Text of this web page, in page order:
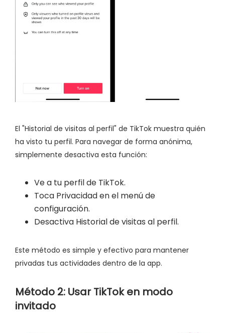
El "Historial de visitas al perfil" de TikTok muestra quién
ha visto tu perfil. Para navegar de forma anónima,
simplemente desactiva esta función:
Ve a tu perfil de TikTok.
Toca Privacidad en el menú de
configuración.
Desactiva Historial de visitas al perfil.
Este método es simple y efectivo para mantener
privadas tus actividades dentro de la app.
Método 2: Usar TikTok en modo
invitado